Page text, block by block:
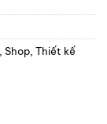
Shop Thiết kế